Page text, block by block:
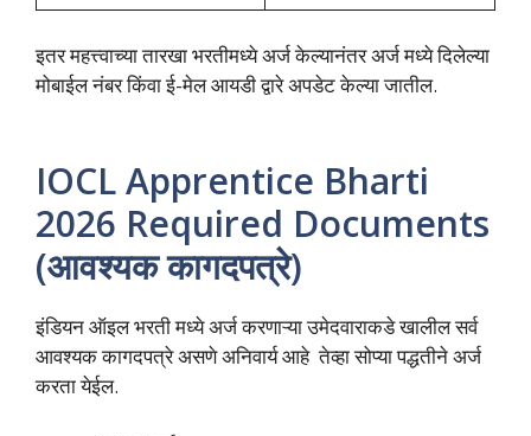
इतर महत्त्वाच्या तारखा भरतीमध्ये अर्ज केल्यानंतर अर्ज मध्ये दिलेल्या
मोबाईल नंबर किंवा ई-मेल आयडी द्वारे अपडेट केल्या जातील.
IOCL Apprentice Bharti
2026 Required Documents
(आवश्यक कागदपत्रे)
इंडियन ऑइल भरती मध्ये अर्ज करणाऱ्या उमेदवाराकडे खालील सर्व
आवश्यक कागदपत्रे असणे अनिवार्य आहे तेव्हा सोप्या पद्धतीने अर्ज
करता येईल.